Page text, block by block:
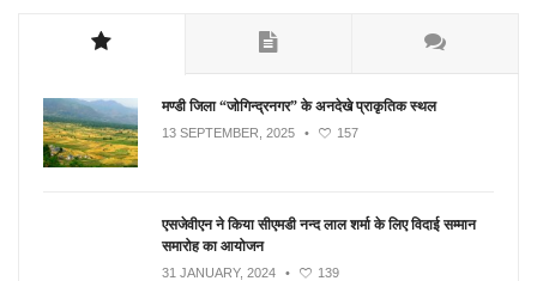
मण्डी जिला “जोगिन्द्रनगर” के अनदेखे प्राकृतिक स्थल
13 SEPTEMBER, 2025 • 157
एसजेवीएन ने किया सीएमडी नन्‍द लाल शर्मा के लिए विदाई सम्मान
समारोह का आयोजन
31 JANUARY, 2024 • 139